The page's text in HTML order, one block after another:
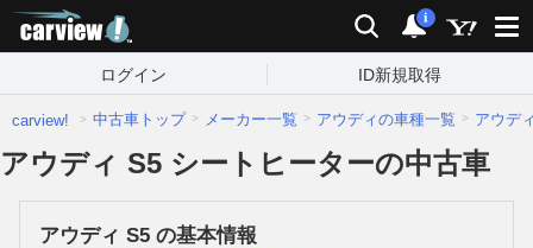
検索 通知
i
ログイン ID新規取得
carview! 中古車トップ メーカー一覧 アウディの車種一覧 アウデ
アウディ S5 シートヒーターの中古車
アウディ S5 の基本情報